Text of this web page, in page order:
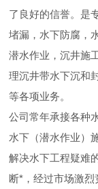
了良好的信誉。是
堵漏，水下防腐，
潜水作业，沉井施
理沉井带水下沉和
等各项业务。
公司常年承接各种
水下（潜水作业）
解决水下工程疑难
断*，经过市场激烈